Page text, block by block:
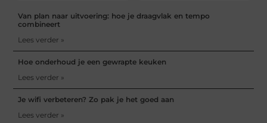
Van plan naar uitvoering: hoe je draagvlak en tempo
combineert
Lees verder »
Hoe onderhoud je een gewrapte keuken
Lees verder »
Je wifi verbeteren? Zo pak je het goed aan
Lees verder »